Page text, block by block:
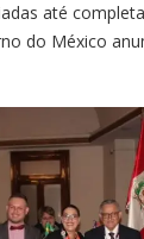
até
do México
toneladas.No